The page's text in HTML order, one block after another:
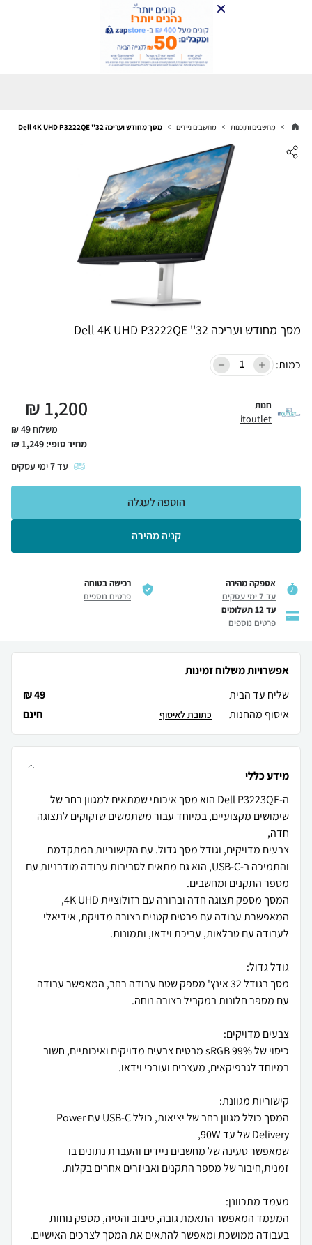
מחשבים ותוכנות מחשבים ניידים מסך מחודש ועריכה 32'' Dell 4K UHD P3222QE
מסך מחודש ועריכה 32'' Dell 4K UHD P3222QE
כמות:
חנות
itoutlet
1,200
₪
משלוח 49 ₪
מחיר סופי: 1,249
₪
עד7ימי עסקים
קניה מהירה
הוספה לעגלה
אספקה מהירה
עד 7 ימי עסקים
רכישה בטוחה
פרטים נוספים
עד 12 תשלומים
פרטים נוספים
אפשרויות משלוח זמינות
שליח עד הבית
49 ₪
איסוף מהחנות
חינם כתובת לאיסוף
מידע כללי
ה-Dell P3223QE הוא מסך איכותי שמתאים למגוון רחב של
שימושים מקצועיים, במיוחד עבור משתמשים שזקוקים לתצוגה
צבעים מדויקים, וגודל מסך גדול. עם הקישוריות המתקדמת
והתמיכה ב-USB-C, הוא גם מתאים לסביבות עבודה מודרניות עם
המסך מספק תצוגה חדה וברורה עם רזולוציית 4K UHD,
המאפשרת עבודה עם פרטים קטנים בצורה מדויקת, אידיאלי
מסך בגודל 32 אינץ' מספק שטח עבודה רחב, המאפשר עבודה
כיסוי של 99% sRGB מבטיח צבעים מדויקים ואיכותיים, חשוב
המסך כולל מגוון רחב של יציאות, כולל USB-C עם Power
שמאפשר טעינה של מחשבים ניידים והעברת נתונים בו
המעמד המאפשר התאמת גובה, סיבוב והטיה, מספק נוחות